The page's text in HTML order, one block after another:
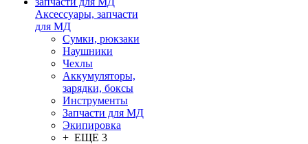
Аксессуары, запчасти
для МД
Сумки, рюкзаки
Наушники
Чехлы
Аккумуляторы,
зарядки, боксы
Инструменты
Запчасти для МД
Экипировка
+ ЕЩЕ 3